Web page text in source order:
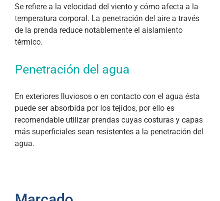
Se refiere a la velocidad del viento y cómo afecta a la
temperatura corporal. La penetración del aire a través
de la prenda reduce notablemente el aislamiento
térmico.
Penetración del agua
En exteriores lluviosos o en contacto con el agua ésta
puede ser absorbida por los tejidos, por ello es
recomendable utilizar prendas cuyas costuras y capas
más superficiales sean resistentes a la penetración del
agua.